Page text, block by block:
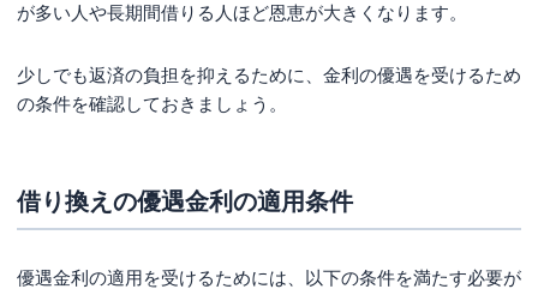
が多い人や長期間借りる人ほど恩恵が大きくなります。
少しでも返済の負担を抑えるために、金利の優遇を受けるため
の条件を確認しておきましょう。
借り換えの優遇金利の適用条件
優遇金利の適用を受けるためには、以下の条件を満たす必要が